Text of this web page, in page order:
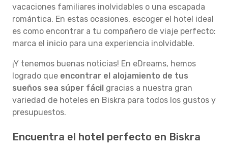
vacaciones familiares inolvidables o una escapada
romántica. En estas ocasiones, escoger el hotel ideal
es como encontrar a tu compañero de viaje perfecto:
marca el inicio para una experiencia inolvidable.
¡Y tenemos buenas noticias! En eDreams, hemos
logrado que encontrar el alojamiento de tus
sueños sea súper fácil gracias a nuestra gran
variedad de hoteles en Biskra para todos los gustos y
presupuestos.
Encuentra el hotel perfecto en Biskra